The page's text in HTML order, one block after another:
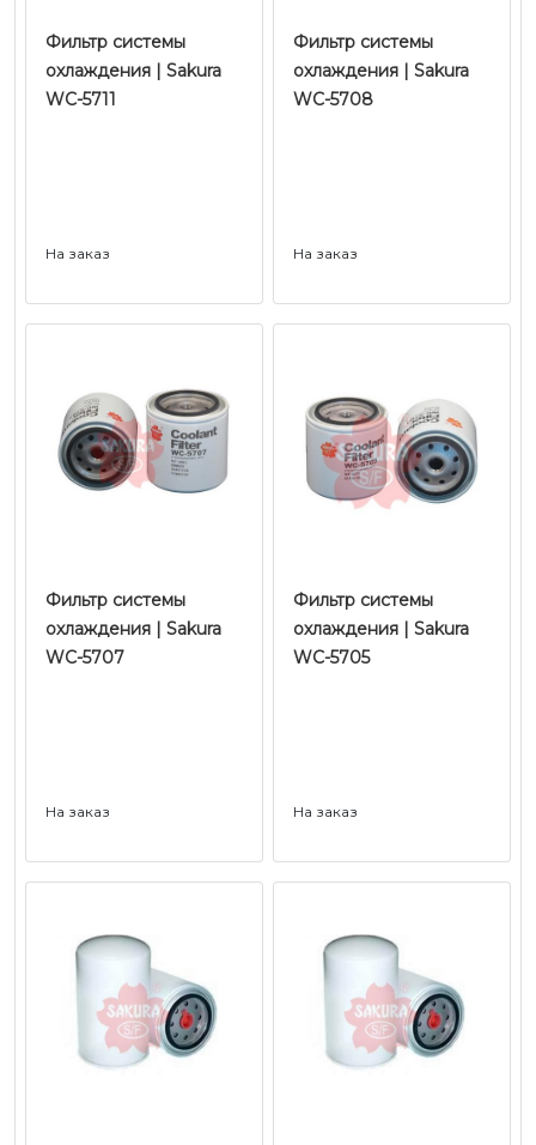
Фильтр системы
охлаждения | Sakura
WC-5711
На заказ
Фильтр системы
охлаждения | Sakura
WC-5708
На заказ
Фильтр системы
охлаждения | Sakura
WC-5707
На заказ
Фильтр системы
охлаждения | Sakura
WC-5705
На заказ